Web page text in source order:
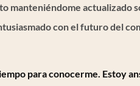
manteniéndome actualizado
con el futuro del
para conocerme. Estoy